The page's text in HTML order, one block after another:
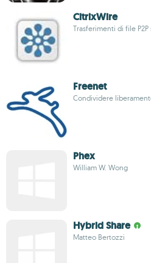
CitrixWire
Trasferimenti di file
Freenet
Condividere
Phex
William W. Wong
Hybrid Share
Matteo Bertozzi